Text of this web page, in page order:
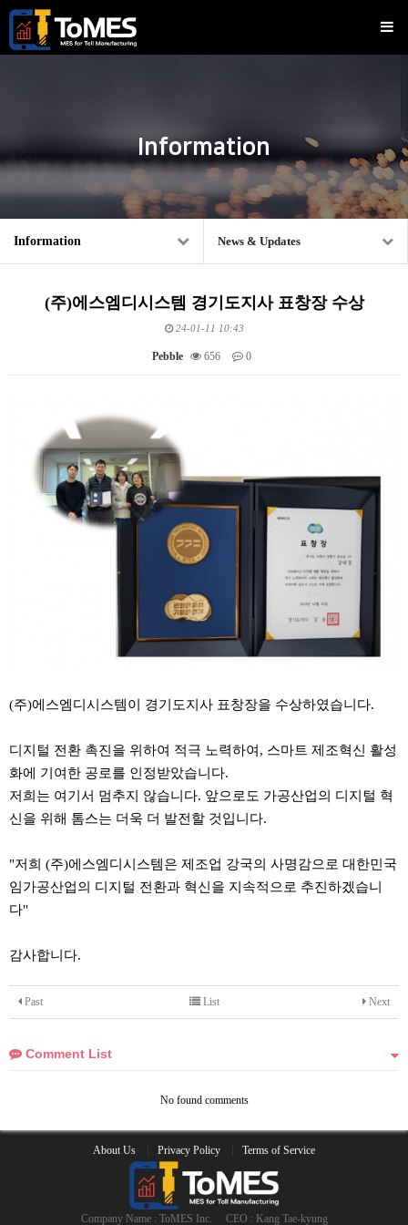
Information
Information News & Updates
(주)에스엠디시스템 경기도지사 표창장 수상
24-01-11 10:43
Pebble 656 0
(주)에스엠디시스템이 경기도지사 표창장을 수상하였습니다.
디지털 전환 촉진을 위하여 적극 노력하여, 스마트 제조혁신 활성
화에 기여한 공로를 인정받았습니다.
저희는 여기서 멈추지 않습니다. 앞으로도 가공산업의 디지털 혁
신을 위해 톰스는 더욱 더 발전할 것입니다.
"저희 (주)에스엠디시스템은 제조업 강국의 사명감으로 대한민국
임가공산업의 디지털 전환과 혁신을 지속적으로 추진하겠습니
다"
감사합니다.
Past Next
List
Comment List
No found comments
About Us Privacy Policy Terms of Service
Company Name : ToMES Inc. CEO : Kang Tae-kyung